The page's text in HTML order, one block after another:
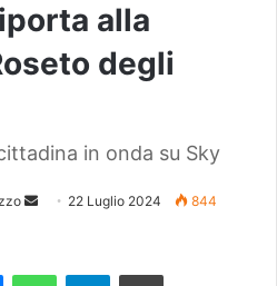
alla
degli
in onda su Sky
22 Luglio 2024 844
Telegram